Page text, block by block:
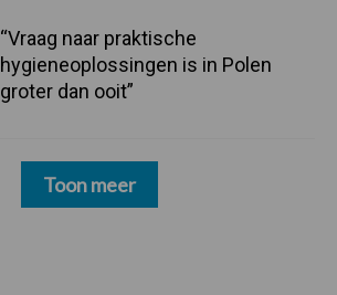
“Vraag naar praktische
hygieneoplossingen is in Polen
groter dan ooit”
Toon meer